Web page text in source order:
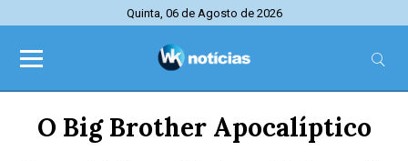
Quinta, 06 de Agosto de 2026
O Big Brother Apocalíptico